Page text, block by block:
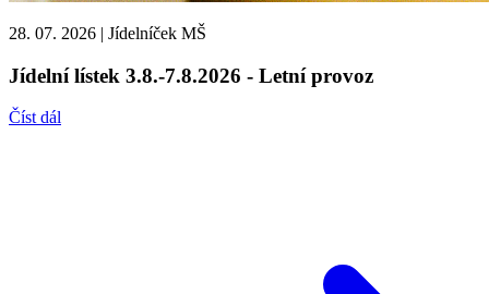
28. 07. 2026 | Jídelníček MŠ
Jídelní lístek 3.8.-7.8.2026 - Letní provoz
Číst dál